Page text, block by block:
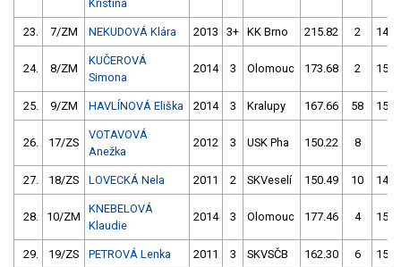
Kristína
23. 7/ZM NEKUDOVÁ Klára 2013 3+ KK Brno 215.82 2
24. 8/ZM
KUČEROVÁ
Simona
2014 3 Olomouc 173.68 2
25. 9/ZM HAVLÍNOVÁ Eliška 2014 3 Kralupy 167.66 58
26. 17/ZS
VOTAVOVÁ
Anežka
2012 3 USK Pha 150.22 8
27. 18/ZS LOVECKÁ Nela 2011 2 SKVeselí 150.49 10
28. 10/ZM
KNEBELOVÁ
Klaudie
2014 3 Olomouc 177.46 4
29. 19/ZS PETROVÁ Lenka 2011 3 SKVSČB 162.30 6